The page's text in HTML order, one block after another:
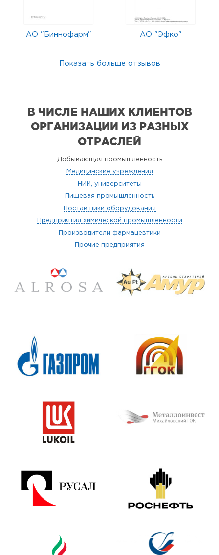
АО "Биннофарм" АО "Эфко"
Показать больше отзывов
В ЧИСЛЕ НАШИХ КЛИЕНТОВ
ОРГАНИЗАЦИИ ИЗ РАЗНЫХ
ОТРАСЛЕЙ
Добывающая промышленность
Медицинские учреждения
НИИ, университеты
Пищевая промышленность
Поставщики оборудования
Предприятия химической промышленности
Производители фармацевтики
Прочие предприятия